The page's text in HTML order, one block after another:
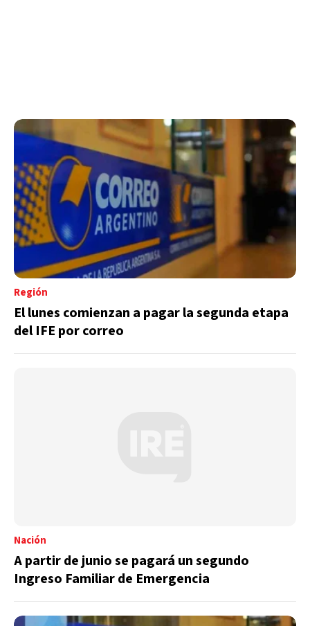
Región
El lunes comienzan a pagar la segunda etapa
del IFE por correo
Nación
A partir de junio se pagará un segundo
Ingreso Familiar de Emergencia